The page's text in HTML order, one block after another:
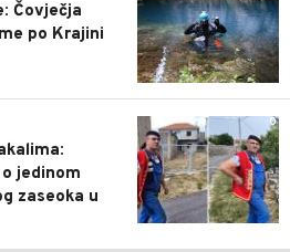
Čovječja
po Krajini
0
jedinom
zaseoka u